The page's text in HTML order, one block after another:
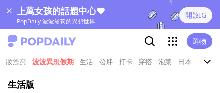
上萬女孩的話題中心❤
PopDaily 波波黛莉的異想世界
開啟IG
選物
妝漂亮 波波異想假期 生活 發胖 打卡 穿搭 泡菜 日本 娛樂
生活版